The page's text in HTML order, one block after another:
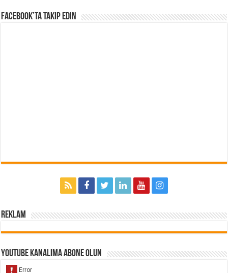
Facebook’ta Takip Edin
Reklam
Youtube Kanalıma Abone Olun